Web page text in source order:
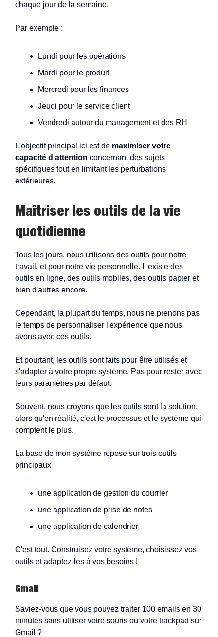
chaque jour de la semaine.
Par exemple :
Lundi pour les opérations
Mardi pour le produit
Mercredi pour les finances
Jeudi pour le service client
Vendredi autour du management et des RH
L'objectif principal ici est de maximiser votre
capacité d'attention concernant des sujets
spécifiques tout en limitant les perturbations
extérieures.
Maîtriser les outils de la vie
quotidienne
Tous les jours, nous utilisons des outils pour notre
travail, et pour notre vie personnelle. Il existe des
outils en ligne, des outils mobiles, des outils papier et
bien d'autres encore.
Cependant, la plupart du temps, nous ne prenons pas
le temps de personnaliser l'expérience que nous
avons avec ces outils.
Et pourtant, les outils sont faits pour être utilisés et
s'adapter à votre propre système. Pas pour rester avec
leurs paramètres par défaut.
Souvent, nous croyons que les outils sont la solution,
alors qu'en réalité, c'est le processus et le système qui
comptent le plus.
La base de mon système repose sur trois outils
principaux
une application de gestion du courrier
une application de prise de notes
une application de calendrier
C'est tout. Construisez votre système, choisissez vos
outils et adaptez-les à vos besoins !
Gmail
Saviez-vous que vous pouvez traiter 100 emails en 30
minutes sans utiliser votre souris ou votre trackpad sur
Gmail ?